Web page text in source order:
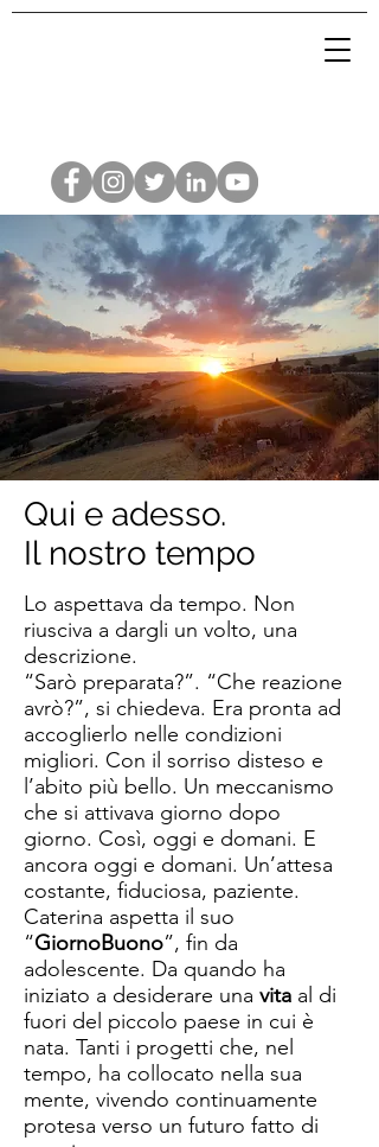
Qui e adesso.
Il nostro tempo
Lo aspettava da tempo. Non
riusciva a dargli un volto, una
descrizione.
“Sarò preparata?”. “Che reazione
avrò?”, si chiedeva. Era pronta ad
accoglierlo nelle condizioni
migliori. Con il sorriso disteso e
l’abito più bello. Un meccanismo
che si attivava giorno dopo
giorno. Così, oggi e domani. E
ancora oggi e domani. Un’attesa
costante, fiduciosa, paziente.
Caterina aspetta il suo
“GiornoBuono”, fin da
adolescente. Da quando ha
iniziato a desiderare una vita al di
fuori del piccolo paese in cui è
nata. Tanti i progetti che, nel
tempo, ha collocato nella sua
mente, vivendo continuamente
protesa verso un futuro fatto di